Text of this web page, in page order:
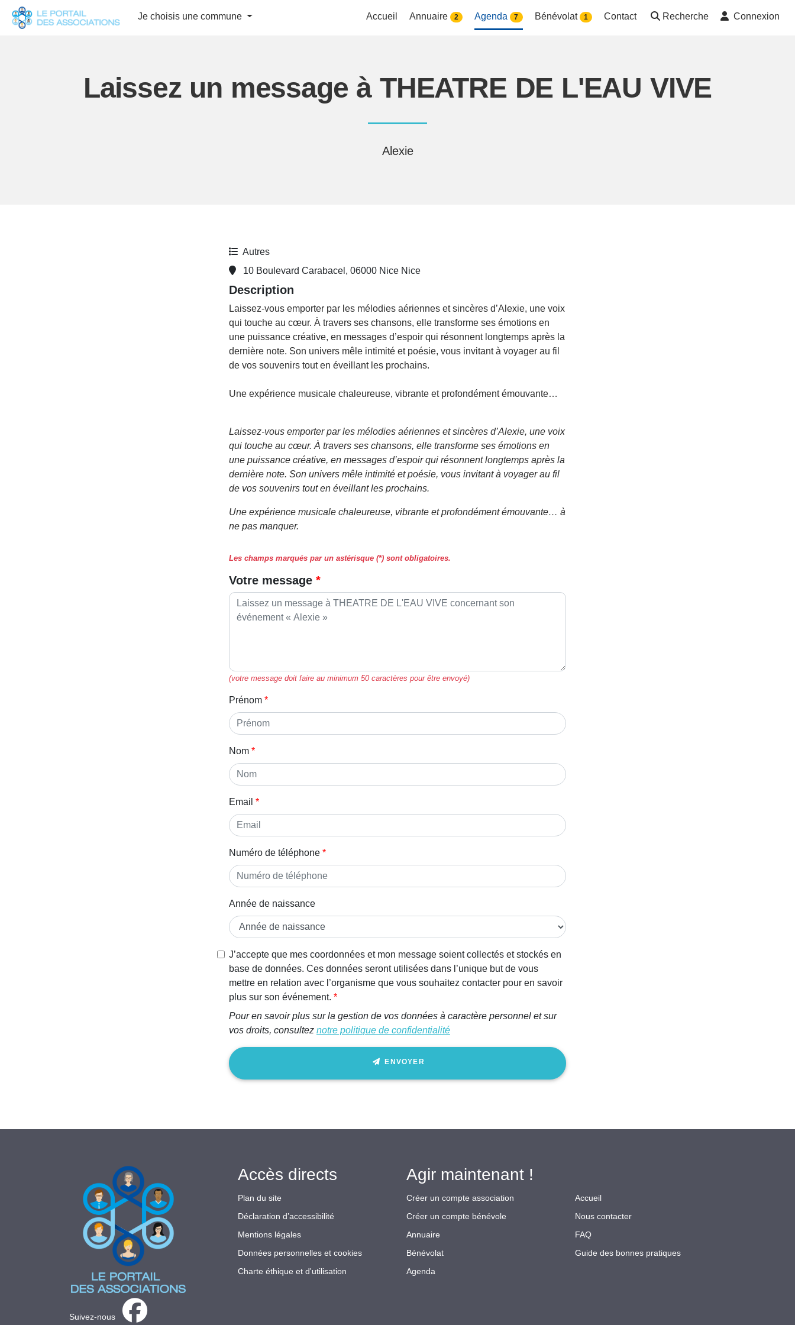
Je choisis une commune Accueil Annuaire 2 Agenda 7 Bénévolat 1 Contact Recherche Connexion
Laissez un message à THEATRE DE L'EAU VIVE
Alexie
Autres
10 Boulevard Carabacel, 06000 Nice Nice
Description
Laissez-vous emporter par les mélodies aériennes et sincères d’Alexie, une voix
qui touche au cœur. À travers ses chansons, elle transforme ses émotions en
une puissance créative, en messages d’espoir qui résonnent longtemps après la
dernière note. Son univers mêle intimité et poésie, vous invitant à voyager au fil
de vos souvenirs tout en éveillant les prochains.
Une expérience musicale chaleureuse, vibrante et profondément émouvante…
Laissez-vous emporter par les mélodies aériennes et sincères d’Alexie, une voix
qui touche au cœur. À travers ses chansons, elle transforme ses émotions en
une puissance créative, en messages d’espoir qui résonnent longtemps après la
dernière note. Son univers mêle intimité et poésie, vous invitant à voyager au fil
de vos souvenirs tout en éveillant les prochains.
Une expérience musicale chaleureuse, vibrante et profondément émouvante… à
ne pas manquer.
Les champs marqués par un astérisque (*) sont obligatoires.
Votre message
(votre message doit faire au minimum 50 caractères pour être envoyé)
Prénom
Nom
Email
Numéro de téléphone
Année de naissance
Si vous
êtes un
être
humain,
ignorez
J’accepte que mes coordonnées et mon message soient collectés et stockés en
base de données. Ces données seront utilisées dans l’unique but de vous
mettre en relation avec l’organisme que vous souhaitez contacter pour en savoir
plus sur son événement.
Pour en savoir plus sur la gestion de vos données à caractère personnel et sur
vos droits, consultez notre politique de confidentialité
ENVOYER
Suivez-nous
Accès directs
Plan du site
Déclaration d’accessibilité
Mentions légales
Données personnelles et cookies
Charte éthique et d'utilisation
Agir maintenant !
Créer un compte association
Créer un compte bénévole
Annuaire
Bénévolat
Agenda
Accueil
Nous contacter
FAQ
Guide des bonnes pratiques
Panneau de gestion des cookies